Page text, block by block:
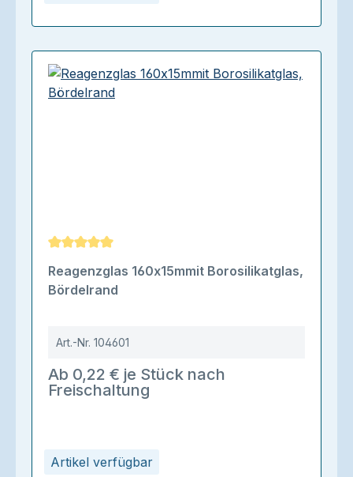
Artikel verfügbar
Durchschnittliche Bewertung von 5 von 5 Sternen
Reagenzglas 160x15mmit Borosilikatglas,
Bördelrand
Art.-Nr. 104601
Ab 0,22 € je Stück nach
Freischaltung